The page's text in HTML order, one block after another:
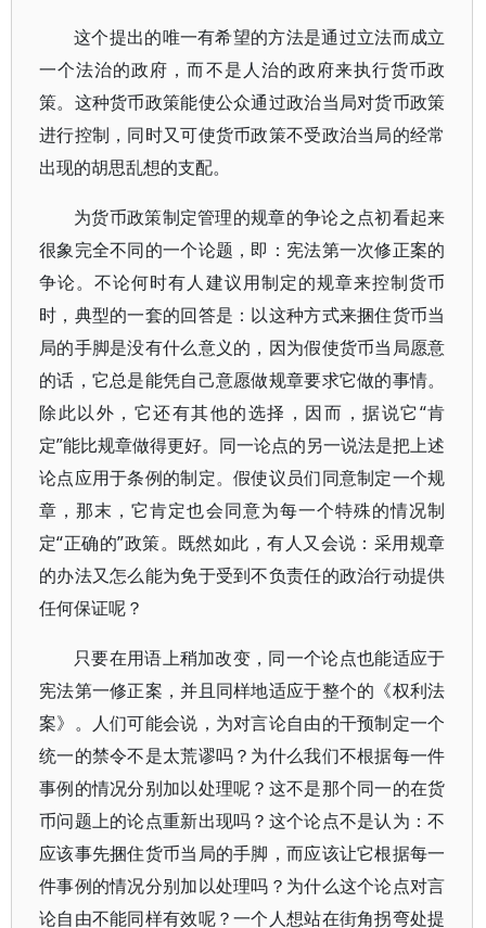
这个提出的唯一有希望的方法是通过立法而成立
一个法治的政府，而不是人治的政府来执行货币政
策。这种货币政策能使公众通过政治当局对货币政策
进行控制，同时又可使货币政策不受政治当局的经常
出现的胡思乱想的支配。
为货币政策制定管理的规章的争论之点初看起来
很象完全不同的一个论题，即：宪法第一次修正案的
争论。不论何时有人建议用制定的规章来控制货币
时，典型的一套的回答是：以这种方式来捆住货币当
局的手脚是没有什么意义的，因为假使货币当局愿意
的话，它总是能凭自己意愿做规章要求它做的事情。
除此以外，它还有其他的选择，因而，据说它“肯
定”能比规章做得更好。同一论点的另一说法是把上述
论点应用于条例的制定。假使议员们同意制定一个规
章，那末，它肯定也会同意为每一个特殊的情况制
定“正确的”政策。既然如此，有人又会说：采用规章
的办法又怎么能为免于受到不负责任的政治行动提供
任何保证呢？
只要在用语上稍加改变，同一个论点也能适应于
宪法第一修正案，并且同样地适应于整个的《权利法
案》。人们可能会说，为对言论自由的干预制定一个
统一的禁令不是太荒谬吗？为什么我们不根据每一件
事例的情况分别加以处理呢？这不是那个同一的在货
币问题上的论点重新出现吗？这个论点不是认为：不
应该事先捆住货币当局的手脚，而应该让它根据每一
件事例的情况分别加以处理吗？为什么这个论点对言
论自由不能同样有效呢？一个人想站在街角拐弯处提